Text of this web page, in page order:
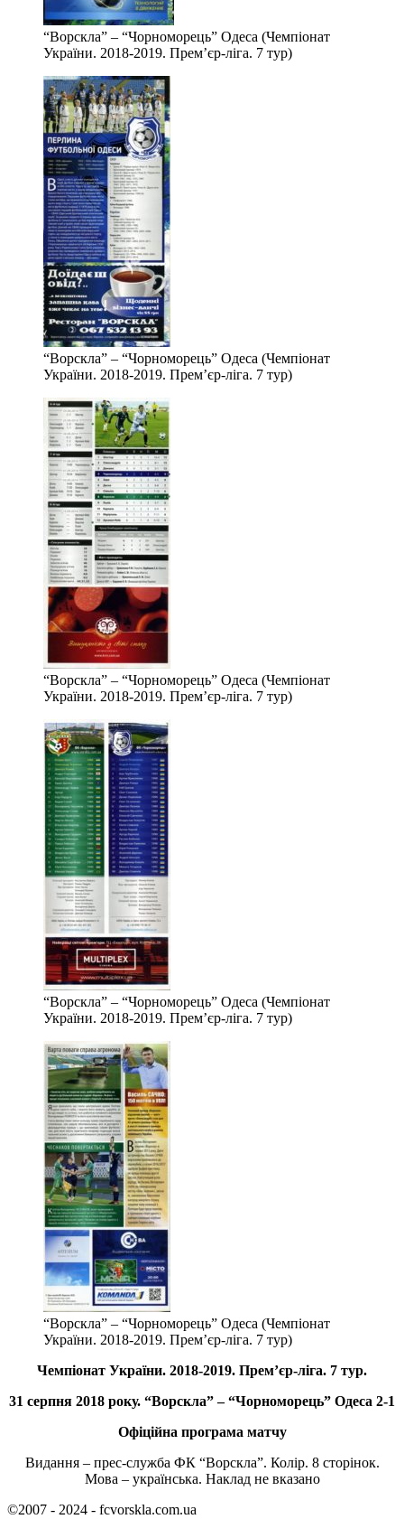
“Ворскла” – “Чорноморець” Одеса (Чемпіонат
України. 2018-2019. Прем’єр-ліга. 7 тур)
“Ворскла” – “Чорноморець” Одеса (Чемпіонат
України. 2018-2019. Прем’єр-ліга. 7 тур)
“Ворскла” – “Чорноморець” Одеса (Чемпіонат
України. 2018-2019. Прем’єр-ліга. 7 тур)
“Ворскла” – “Чорноморець” Одеса (Чемпіонат
України. 2018-2019. Прем’єр-ліга. 7 тур)
“Ворскла” – “Чорноморець” Одеса (Чемпіонат
України. 2018-2019. Прем’єр-ліга. 7 тур)
Чемпіонат України. 2018-2019. Прем’єр-ліга. 7 тур.
31 серпня 2018 року. “Ворскла” – “Чорноморець” Одеса 2-1
Офіційна програма матчу
Видання – прес-служба ФК “Ворскла”. Колір. 8 сторінок.
Мова – українська. Наклад не вказано
©2007 - 2024 - fcvorskla.com.ua